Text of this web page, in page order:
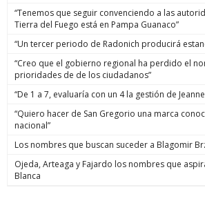
“Tenemos que seguir convenciendo a las
Tierra del Fuego está en Pampa Guanaco”
“Un tercer periodo de Radonich producirá
“Creo que el gobierno regional ha perdido el
prioridades de de los ciudadanos”
“De 1 a 7, evaluaría con un 4 la gestión de
“Quiero hacer de San Gregorio una marca
nacional”
Los nombres que buscan suceder a Blagomir
Ojeda, Arteaga y Fajardo los nombres que
Blanca